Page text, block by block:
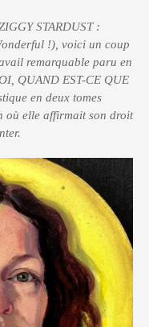
STARDUST :
!), voici un coup
remarquable paru en
QUAND EST-CE QUE
en deux tomes
où elle affirmait son droit